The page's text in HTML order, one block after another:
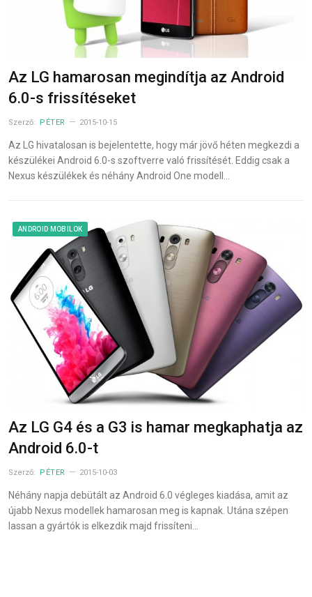
Az LG hamarosan megindítja az Android
6.0-s frissítéseket
Szerző: PÉTER 2015-10-15
Az LG hivatalosan is bejelentette, hogy már jövő héten megkezdi a
készülékei Android 6.0-s szoftverre való frissítését. Eddig csak a
Nexus készülékek és néhány Android One modell…
ANDROID MOBILOK
Az LG G4 és a G3 is hamar megkaphatja az
Android 6.0-t
Szerző: PÉTER 2015-10-03
Néhány napja debütált az Android 6.0 végleges kiadása, amit az
újabb Nexus modellek hamarosan meg is kapnak. Utána szépen
lassan a gyártók is elkezdik majd frissíteni…